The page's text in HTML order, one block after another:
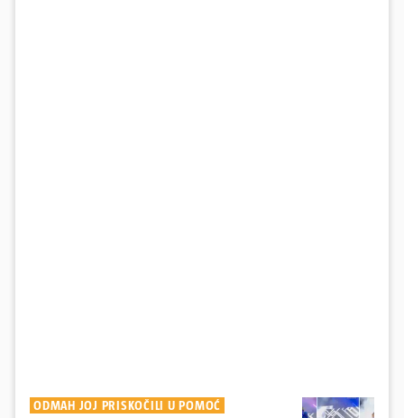
ODMAH JOJ PRISKOČILI U POMOĆ